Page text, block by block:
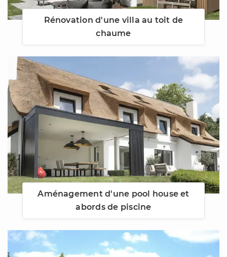
Rénovation d'une villa au toit de
chaume
Aménagement d'une pool house et
abords de piscine